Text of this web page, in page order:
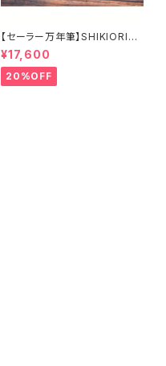
【セーラー万年筆】SHIKIORIー
四季織ー 山水（中細）
¥17,600
20%OFF